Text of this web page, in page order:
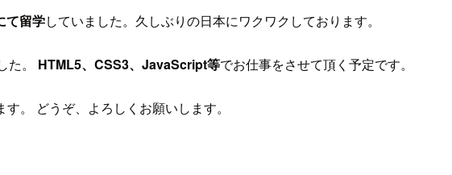
て留学していました。久しぶりの日本にワクワクしております。
。 HTML5、CSS3、JavaScript等でお仕事をさせて頂く予定です。
。 どうぞ、よろしくお願いします。